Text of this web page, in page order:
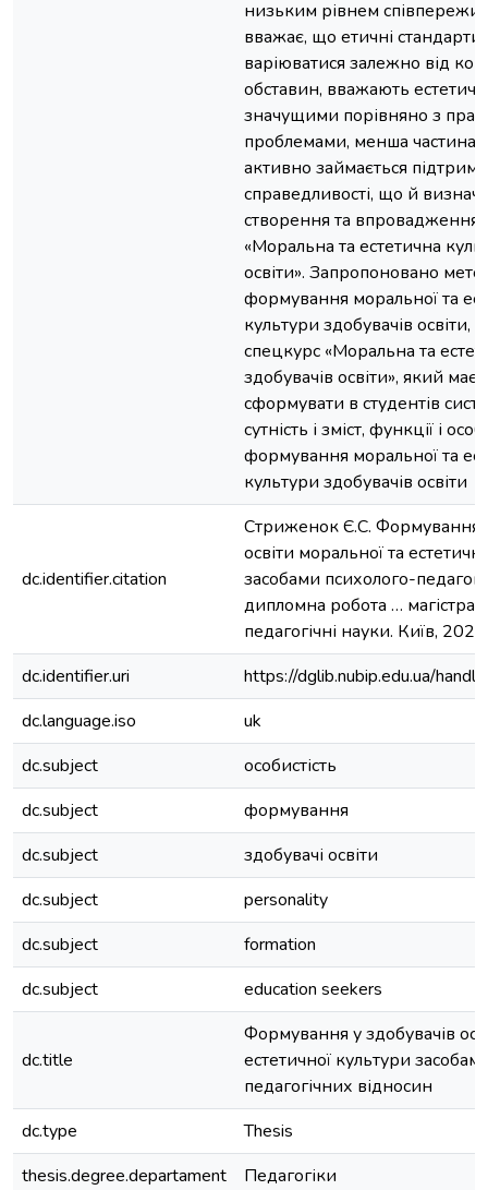
низьким рівнем
вважає, що етичні
варіюватися залежно від
обставин, вважають
значущими порівняно з
проблемами, менша частина
активно займається
справедливості, що й
створення та впровадження
«Моральна та естетична
освіти». Запропоновано
формування моральної та
культури здобувачів освіти,
спецкурс «Моральна та
здобувачів освіти», який має
сформувати в студентів
сутність і зміст, функції і
формування моральної та
культури здобувачів освіти
dc.identifier.citation
Стриженок Є.С. Формування
освіти моральної та
засобами психолого-
дипломна робота … магістра :
педагогічні науки. Київ,
dc.identifier.uri
https://dglib.nubip.edu.ua/
dc.language.iso
uk
dc.subject
особистість
dc.subject
формування
dc.subject
здобувачі освіти
dc.subject
personality
dc.subject
formation
dc.subject
education seekers
dc.title
Формування у здобувачів
естетичної культури
педагогічних відносин
dc.type
Thesis
thesis.degree.departament
Педагогіки